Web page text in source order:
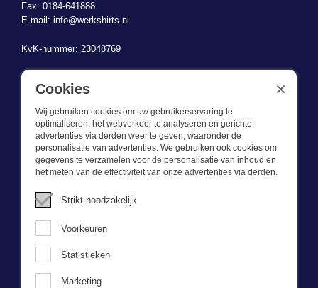
Fax: 0184-641888
E-mail: info@werkshirts.nl
KvK-nummer: 23048769
BTW-identificatienummer: NL823470787B01
Wat we doen
Deze webshop is onderdeel van BEVAZET BV. Bevazet levert al
sinds 1983 bedrijfskleding aan grote en kleinere ondernemingen.
We hebben een eigen winkel/showroom in Brandwijk. Onze klanten
bieden we kwalitatief goede en sterke bedrijfskleding tegen een
scherpe prijs. Onze service is snel, we zijn voorraadhoudend,
eigen ontwerpster. Neem gerust contact met ons op.
Cookies
Wij gebruiken cookies om uw gebruikerservaring te
optimaliseren, het webverkeer te analyseren en gerichte
advertenties via derden weer te geven, waaronder de
personalisatie van advertenties. We gebruiken ook cookies om
gegevens te verzamelen voor de personalisatie van inhoud en
het meten van de effectiviteit van onze advertenties via derden.
Strikt noodzakelijk
Voorkeuren
Statistieken
Marketing
×